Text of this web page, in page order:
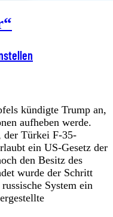
kündigte Trump an,
aufheben werde.
der Türkei F-35-
ein US-Gesetz der
den Besitz des
wurde der Schritt
System ein